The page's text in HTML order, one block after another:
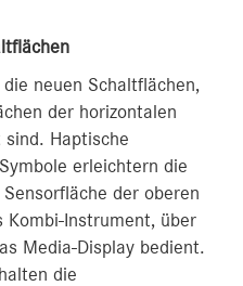
neuen Schaltflächen,
der horizontalen
Haptische
erleichtern die
der oberen
Kombi-Instrument, über
Media-Display bedient.
die